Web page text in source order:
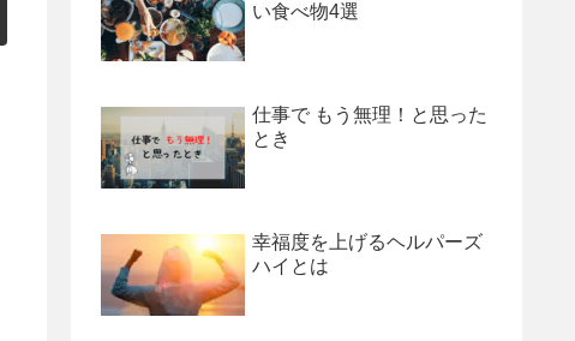
い食べ物4選
仕事で もう無理！と思った
とき
幸福度を上げるヘルパーズ
ハイとは